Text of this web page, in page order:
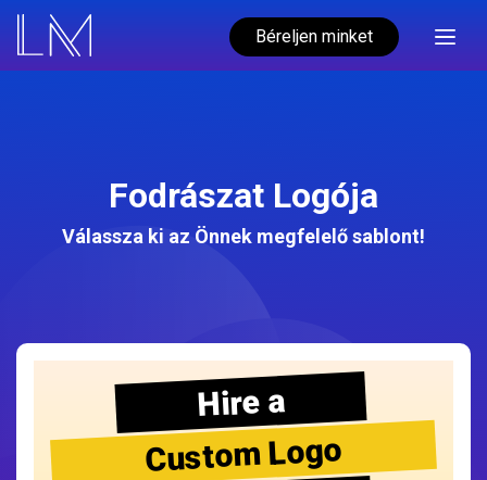
Béreljen minket
Fodrászat Logója
Válassza ki az Önnek megfelelő sablont!
Hire a
Custom Logo